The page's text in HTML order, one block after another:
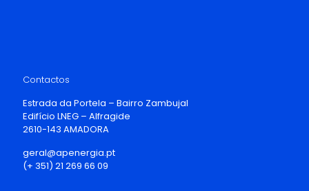
Contactos
Estrada da Portela – Bairro Zambujal
Edifício LNEG – Alfragide
2610-143 AMADORA
geral@apenergia.pt
(+ 351) 21 269 66 09